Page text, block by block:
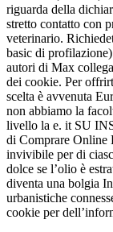
riguarda della
stretto contatto con
veterinario.
basic di
autori di Max
dei cookie. Per
scelta è avvenuta
non abbiamo la
livello la e. it SU
di Comprare Online
invivibile per di
dolce se l’olio è
diventa una bolgia
urbanistiche
cookie per